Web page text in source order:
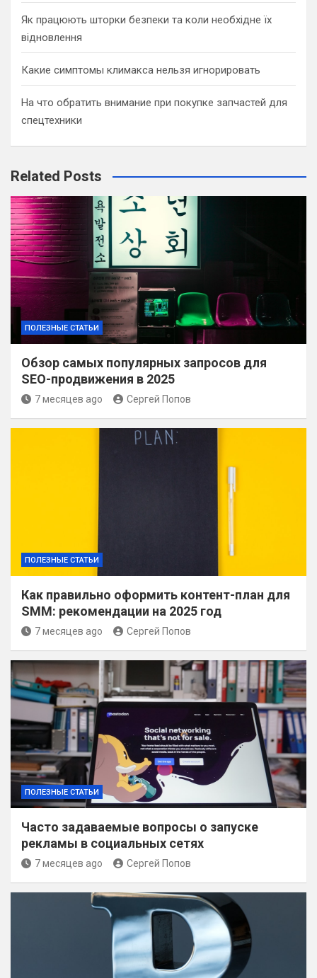
Як працюють шторки безпеки та коли необхідне їх
відновлення
Какие симптомы климакса нельзя игнорировать
На что обратить внимание при покупке запчастей для
спецтехники
Related Posts
ПОЛЕЗНЫЕ СТАТЬИ
Обзор самых популярных запросов для
SEO-продвижения в 2025
7 месяцев ago Сергей Попов
ПОЛЕЗНЫЕ СТАТЬИ
Как правильно оформить контент-план для
SMM: рекомендации на 2025 год
7 месяцев ago Сергей Попов
ПОЛЕЗНЫЕ СТАТЬИ
Часто задаваемые вопросы о запуске
рекламы в социальных сетях
7 месяцев ago Сергей Попов